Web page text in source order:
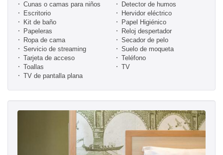
Cunas o camas para niños
Detector de humos
Escritorio
Hervidor eléctrico
Kit de baño
Papel Higiénico
Papeleras
Reloj despertador
Ropa de cama
Secador de pelo
Servicio de streaming
Suelo de moqueta
Tarjeta de acceso
Teléfono
Toallas
TV
TV de pantalla plana